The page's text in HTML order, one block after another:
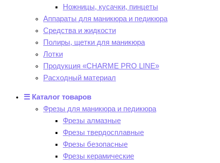
Ножницы, кусачки, пинцеты
Аппараты для маникюра и педикюра
Средства и жидкости
Полиры, щетки для маникюра
Лотки
Продукция «CHARME PRO LINE»
Расходный материал
☰ Каталог товаров
Фрезы для маникюра и педикюра
Фрезы алмазные
Фрезы твердосплавные
Фрезы безопасные
Фрезы керамические